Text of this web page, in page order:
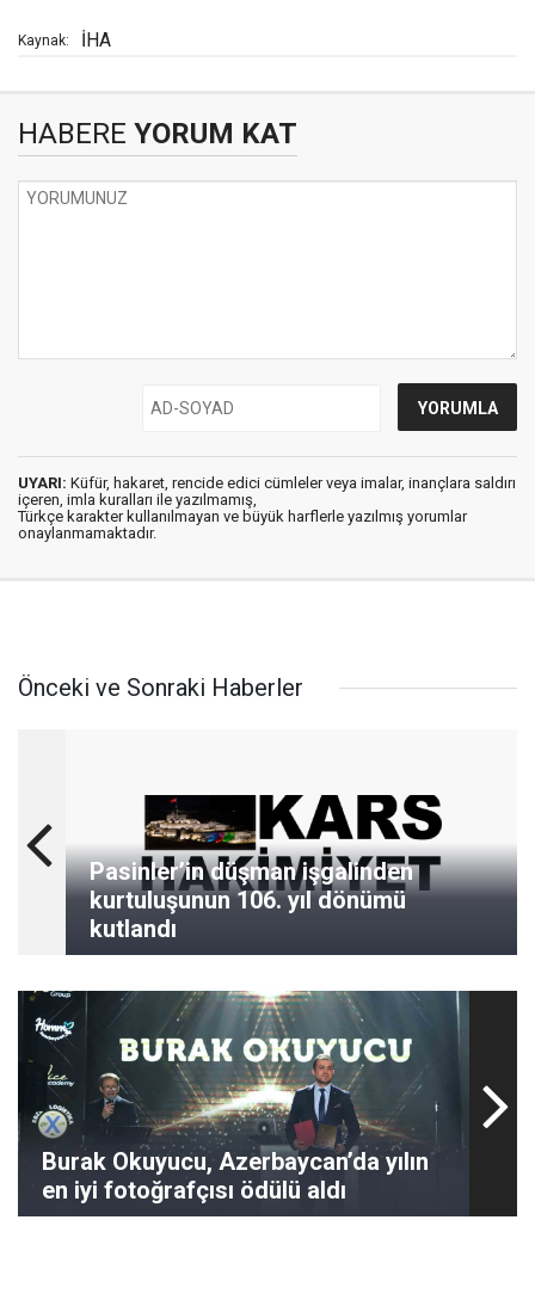
Kaynak: İHA
HABERE YORUM KAT
UYARI: Küfür, hakaret, rencide edici cümleler veya imalar, inançlara saldırı
içeren, imla kuralları ile yazılmamış,
Türkçe karakter kullanılmayan ve büyük harflerle yazılmış yorumlar
onaylanmamaktadır.
Önceki ve Sonraki Haberler
Pasinler’in düşman işgalinden
kurtuluşunun 106. yıl dönümü
kutlandı
Burak Okuyucu, Azerbaycan’da yılın
en iyi fotoğrafçısı ödülü aldı